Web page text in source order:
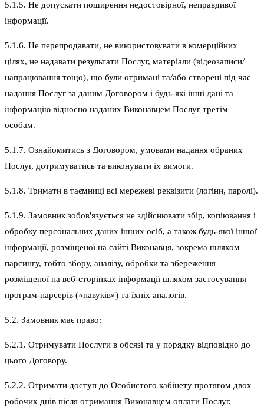
5.1.5. Не допускати поширення недостовірної, неправдивої
інформації.
5.1.6. Не перепродавати, не використовувати в комерційних
цілях, не надавати результати Послуг, матеріали (відеозаписи/
напрацювання тощо), що були отримані та/або створені під час
надання Послуг за даним Договором і будь-які інші дані та
інформацію відносно наданих Виконавцем Послуг третім
особам.
5.1.7. Ознайомитись з Договором, умовами надання обраних
Послуг, дотримуватись та виконувати їх вимоги.
5.1.8. Тримати в таємниці всі мережеві реквізити (логіни, паролі).
5.1.9. Замовник зобов'язується не здійснювати збір, копіювання і
обробку персональних даних інших осіб, а також будь-якої іншої
інформації, розміщеної на сайті Виконавця, зокрема шляхом
парсингу, тобто збору, аналізу, обробки та збереження
розміщеної на веб-сторінках інформації шляхом застосування
програм-парсерів («павуків») та їхніх аналогів.
5.2. Замовник має право:
5.2.1. Отримувати Послуги в обсязі та у порядку відповідно до
цього Договору.
5.2.2. Отримати доступ до Особистого кабінету протягом двох
робочих днів після отримання Виконавцем оплати Послуг.